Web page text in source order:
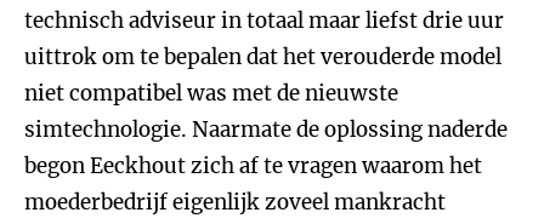
technisch adviseur in totaal maar liefst drie uur
uittrok om te bepalen dat het verouderde model
niet compatibel was met de nieuwste
simtechnologie. Naarmate de oplossing naderde
begon Eeckhout zich af te vragen waarom het
moederbedrijf eigenlijk zoveel mankracht